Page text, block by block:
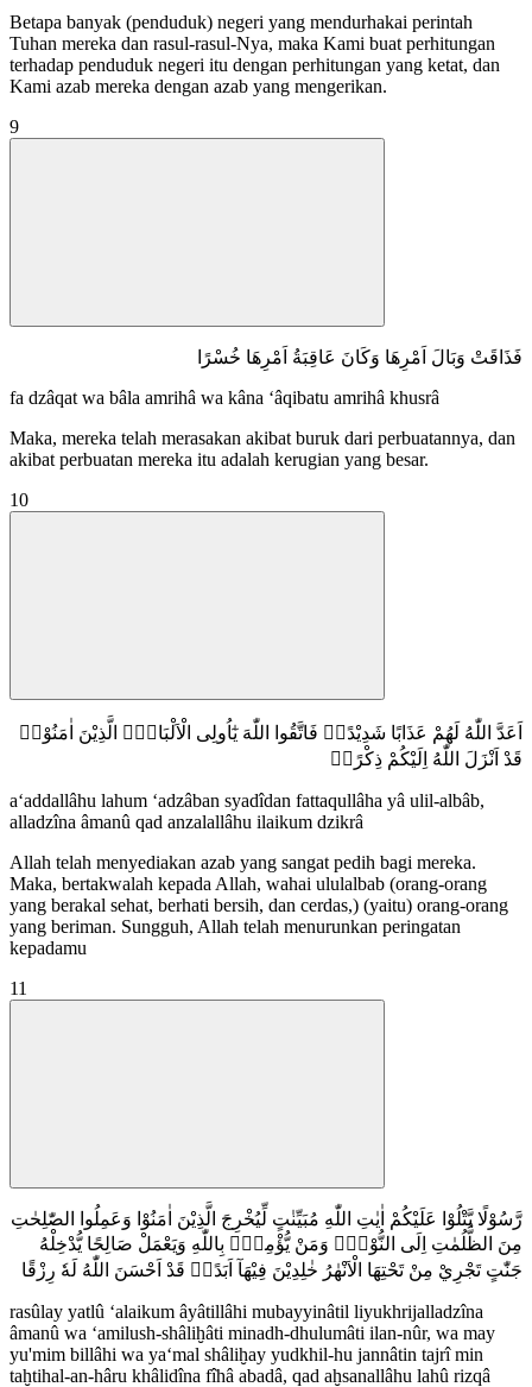
Betapa banyak (penduduk) negeri yang mendurhakai perintah
Tuhan mereka dan rasul-rasul-Nya, maka Kami buat perhitungan
terhadap penduduk negeri itu dengan perhitungan yang ketat, dan
Kami azab mereka dengan azab yang mengerikan.
9
فَذَاقَتْ وَبَالَ اَمْرِهَا وَكَانَ عَاقِبَةُ اَمْرِهَا خُسْرًا
fa dzâqat wa bâla amrihâ wa kâna ‘âqibatu amrihâ khusrâ
Maka, mereka telah merasakan akibat buruk dari perbuatannya, dan
akibat perbuatan mereka itu adalah kerugian yang besar.
10
اَعَدَّ اللّٰهُ لَهُمْ عَذَابًا شَدِيْدًاۖ فَاتَّقُوا اللّٰهَ يٰٓاُولِى الْاَلْبَابِۛ الَّذِيْنَ اٰمَنُوْاۛ
قَدْ اَنْزَلَ اللّٰهُ اِلَيْكُمْ ذِكْرًاۙ
a‘addallâhu lahum ‘adzâban syadîdan fattaqullâha yâ ulil-albâb,
alladzîna âmanû qad anzalallâhu ilaikum dzikrâ
Allah telah menyediakan azab yang sangat pedih bagi mereka.
Maka, bertakwalah kepada Allah, wahai ululalbab (orang-orang
yang berakal sehat, berhati bersih, dan cerdas,) (yaitu) orang-orang
yang beriman. Sungguh, Allah telah menurunkan peringatan
kepadamu
11
رَّسُوْلًا يَّتْلُوْا عَلَيْكُمْ اٰيٰتِ اللّٰهِ مُبَيِّنٰتٍ لِّيُخْرِجَ الَّذِيْنَ اٰمَنُوْا وَعَمِلُوا الصّٰلِحٰتِ
مِنَ الظُّلُمٰتِ اِلَى النُّوْرِۗ وَمَنْ يُّؤْمِنْۢ بِاللّٰهِ وَيَعْمَلْ صَالِحًا يُّدْخِلْهُ
جَنّٰتٍ تَجْرِيْ مِنْ تَحْتِهَا الْاَنْهٰرُ خٰلِدِيْنَ فِيْهَآ اَبَدًاۗ قَدْ اَحْسَنَ اللّٰهُ لَهٗ رِزْقًا
rasûlay yatlû ‘alaikum âyâtillâhi mubayyinâtil liyukhrijalladzîna
âmanû wa ‘amilush-shâliḫâti minadh-dhulumâti ilan-nûr, wa may
yu'mim billâhi wa ya‘mal shâliḫay yudkhil-hu jannâtin tajrî min
taḫtihal-an-hâru khâlidîna fîhâ abadâ, qad aḫsanallâhu lahû rizqâ